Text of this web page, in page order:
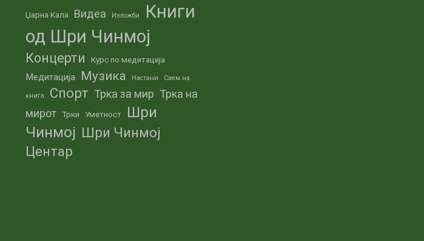
Џарна Кала Видеа Изложби
Книги
од Шри Чинмој
Концерти Курс по медитација
Медитација Музика Настани Саем на
книга Спорт Трка за мир Трка на
мирот Трки Уметност
Шри
Чинмој Шри Чинмој
Центар